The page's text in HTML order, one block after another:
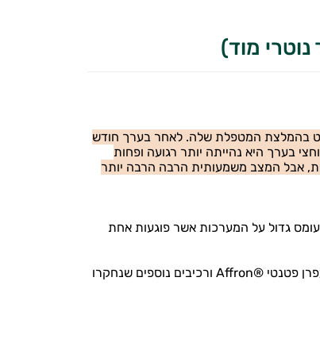
מוד)
של נוטרי בוסט בהמלצת המטפלת שלה. לאחר בערך חודש
בערך היא נהייתה יותר רגועה ופחות
אבל המצב משמעותית הרבה הרבה יותר
גדול על המערכות אשר פוגעות אחת
נוטרי בוסט היא פורמולה פטנטית ייחודית, המכילה זעפרן פטנטי ®Affron ורכיבים נוספים שנחקרו